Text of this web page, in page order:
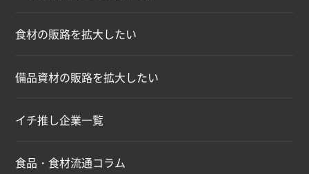
食材の販路を拡大したい
備品資材の販路を拡大したい
イチ推し企業一覧
食品・食材流通コラム